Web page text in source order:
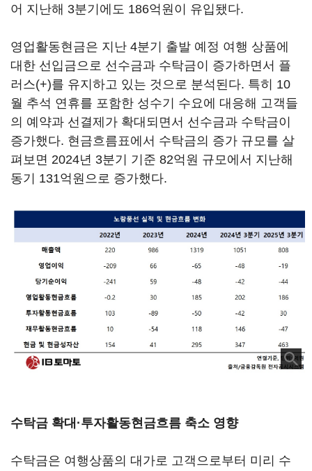
어 지난해 3분기에도 186억원이 유입됐다.
영업활동현금은 지난 4분기 출발 예정 여행 상품에
대한 선입금으로 선수금과 수탁금이 증가하면서 플
러스(+)를 유지하고 있는 것으로 분석된다. 특히 10
월 추석 연휴를 포함한 성수기 수요에 대응해 고객들
의 예약과 선결제가 확대되면서 선수금과 수탁금이
증가했다. 현금흐름표에서 수탁금의 증가 규모를 살
펴보면 2024년 3분기 기준 82억원 규모에서 지난해
동기 131억원으로 증가했다.
수탁금 확대·투자활동현금흐름 축소 영향
수탁금은 여행상품의 대가로 고객으로부터 미리 수